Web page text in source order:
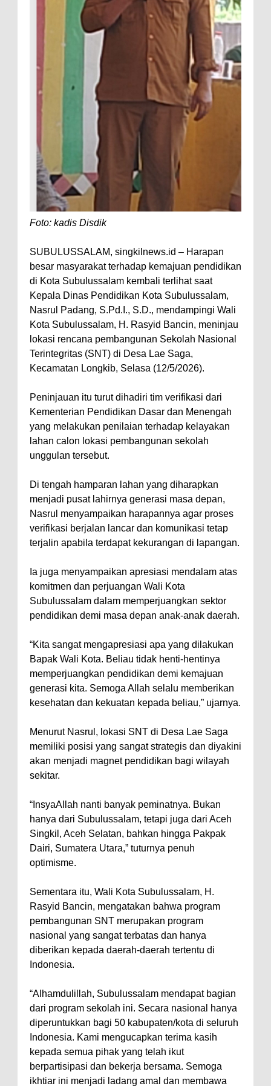
Foto: kadis Disdik
SUBULUSSALAM, singkilnews.id – Harapan
besar masyarakat terhadap kemajuan pendidikan
di Kota Subulussalam kembali terlihat saat
Kepala Dinas Pendidikan Kota Subulussalam,
Nasrul Padang, S.Pd.I., S.D., mendampingi Wali
Kota Subulussalam, H. Rasyid Bancin, meninjau
lokasi rencana pembangunan Sekolah Nasional
Terintegritas (SNT) di Desa Lae Saga,
Kecamatan Longkib, Selasa (12/5/2026).
Peninjauan itu turut dihadiri tim verifikasi dari
Kementerian Pendidikan Dasar dan Menengah
yang melakukan penilaian terhadap kelayakan
lahan calon lokasi pembangunan sekolah
unggulan tersebut.
Di tengah hamparan lahan yang diharapkan
menjadi pusat lahirnya generasi masa depan,
Nasrul menyampaikan harapannya agar proses
verifikasi berjalan lancar dan komunikasi tetap
terjalin apabila terdapat kekurangan di lapangan.
Ia juga menyampaikan apresiasi mendalam atas
komitmen dan perjuangan Wali Kota
Subulussalam dalam memperjuangkan sektor
pendidikan demi masa depan anak-anak daerah.
“Kita sangat mengapresiasi apa yang dilakukan
Bapak Wali Kota. Beliau tidak henti-hentinya
memperjuangkan pendidikan demi kemajuan
generasi kita. Semoga Allah selalu memberikan
kesehatan dan kekuatan kepada beliau,” ujarnya.
Menurut Nasrul, lokasi SNT di Desa Lae Saga
memiliki posisi yang sangat strategis dan diyakini
akan menjadi magnet pendidikan bagi wilayah
sekitar.
“InsyaAllah nanti banyak peminatnya. Bukan
hanya dari Subulussalam, tetapi juga dari Aceh
Singkil, Aceh Selatan, bahkan hingga Pakpak
Dairi, Sumatera Utara,” tuturnya penuh
optimisme.
Sementara itu, Wali Kota Subulussalam, H.
Rasyid Bancin, mengatakan bahwa program
pembangunan SNT merupakan program
nasional yang sangat terbatas dan hanya
diberikan kepada daerah-daerah tertentu di
Indonesia.
“Alhamdulillah, Subulussalam mendapat bagian
dari program sekolah ini. Secara nasional hanya
diperuntukkan bagi 50 kabupaten/kota di seluruh
Indonesia. Kami mengucapkan terima kasih
kepada semua pihak yang telah ikut
berpartisipasi dan bekerja bersama. Semoga
ikhtiar ini menjadi ladang amal dan membawa